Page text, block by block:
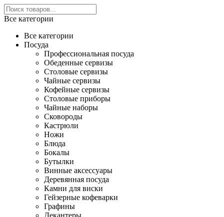
Все категории
Все категории
Посуда
Профессиональная посуда
Обеденные сервизы
Столовые сервизы
Чайные сервизы
Кофейные сервизы
Столовые приборы
Чайные наборы
Сковороды
Кастрюли
Ножи
Блюда
Бокалы
Бутылки
Винные аксессуары
Деревянная посуда
Камни для виски
Гейзерные кофеварки
Графины
Декантеры